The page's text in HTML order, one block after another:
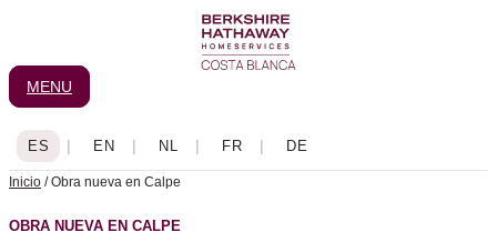
contenido
MENU
Inicio /Obra nueva en Calpe
OBRA NUEVA EN CALPE